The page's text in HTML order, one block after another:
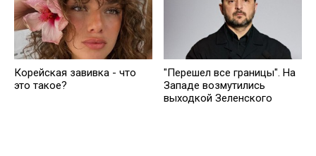
Корейская завивка - что
это такое?
"Перешел все границы". На
Западе возмутились
выходкой Зеленского